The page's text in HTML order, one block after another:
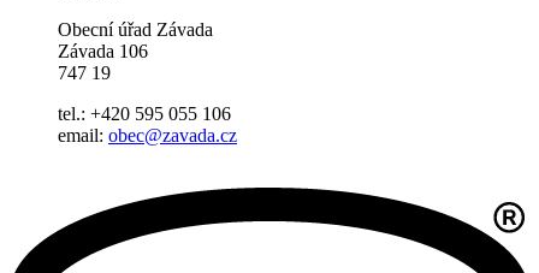
Obecní úřad Závada
Závada 106
747 19
tel.: +420 595 055 106
email: obec@zavada.cz